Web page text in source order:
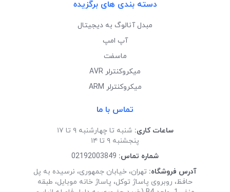
دسته بندی های برگزیده
مبدل آنالوگ به دیجیتال
آپ امپ
ماسفت
میکروکنترلر AVR
میکروکنترلر ARM
تماس با ما
ساعات کاری: شنبه تا چهارشنبه ۹ تا ۱۷
پنجشنبه ۹ تا ۱۴
شماره تماس: 02192003849
آدرس فروشگاه: تهران، خیابان جمهوری، نرسیده به پل
حافظ، روبروی پاساژ توکل، پاساژ خانه موبایل، طبقه